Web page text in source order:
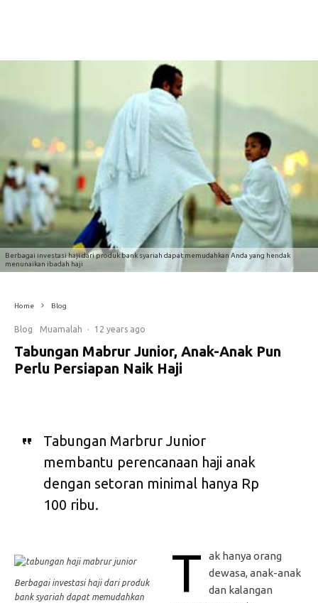
Berbagai investasi haji dari produk bank syariah dapat memudahkan Anda yang hendak
menunaikan ibadah haji
Home Blog
Blog Muamalah · 12 years ago
Tabungan Mabrur Junior, Anak-Anak Pun
Perlu Persiapan Naik Haji
Tabungan Marbrur Junior
membantu perencanaan haji anak
dengan setoran minimal hanya Rp
100 ribu.
Berbagai investasi haji dari produk
bank syariah dapat memudahkan
T
ak hanya orang
dewasa, anak-anak
dan kalangan